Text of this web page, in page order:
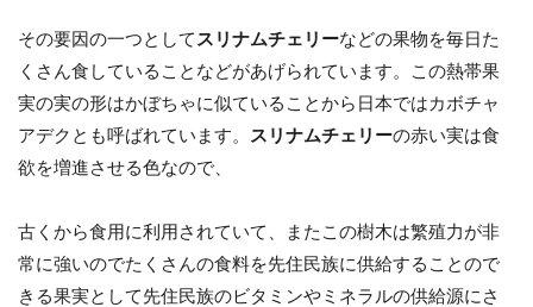
その要因の一つとして スリナムチェリーなどの果物を毎日た
くさん食していることなどがあげられています。この熱帯果
実の実の形はかぼちゃに似ていることから日本ではカボチャ
アデクとも呼ばれています。 スリナムチェリーの赤い実は食
欲を増進させる色なので、
古くから食用に利用されていて、またこの樹木は繁殖力が非
常に強いのでたくさんの食料を先住民族に供給することので
きる果実として先住民族のビタミンやミネラルの供給源にさ